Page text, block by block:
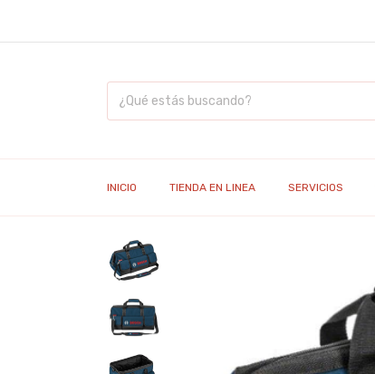
INICIO TIENDA EN LINEA SERVICIOS